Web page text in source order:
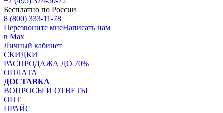
Бесплатно по России
8 (800) 333-11-78
Перезвоните мнеНаписать нам
в Max
Личный кабинет
СКИДКИ
РАСПРОДАЖА ДО 70%
ОПЛАТА
ДОСТАВКА
ВОПРОСЫ И ОТВЕТЫ
ОПТ
ПРАЙС